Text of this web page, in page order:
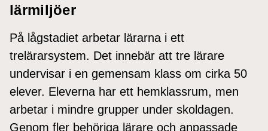
lärmiljöer
På lågstadiet arbetar lärarna i ett
trelärarsystem. Det innebär att tre lärare
undervisar i en gemensam klass om cirka 50
elever. Eleverna har ett hemklassrum, men
arbetar i mindre grupper under skoldagen.
Genom fler behöriga lärare och anpassade